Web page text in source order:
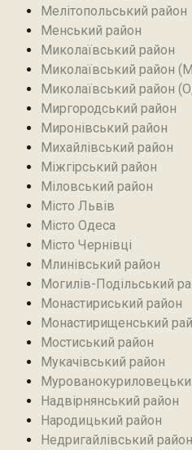
Мелітопольський район
Менський район
Миколаївський район
Миколаївський район
Миколаївський район
Миргородський район
Миронівський район
Михайлівський район‎
Міжгірський район
Міловський район‎
Місто Львів
Місто Одеса
Місто Чернівці
Млинівський район‎
Могилів-Подільський
Монастириський район
Монастирищенський
Мостиський район
Мукачівський район
Надвірнянський район
Народицький район‎
Недригайлівський район‎